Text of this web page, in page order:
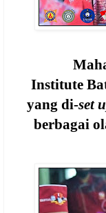
Institute
yang di-set
berbagai